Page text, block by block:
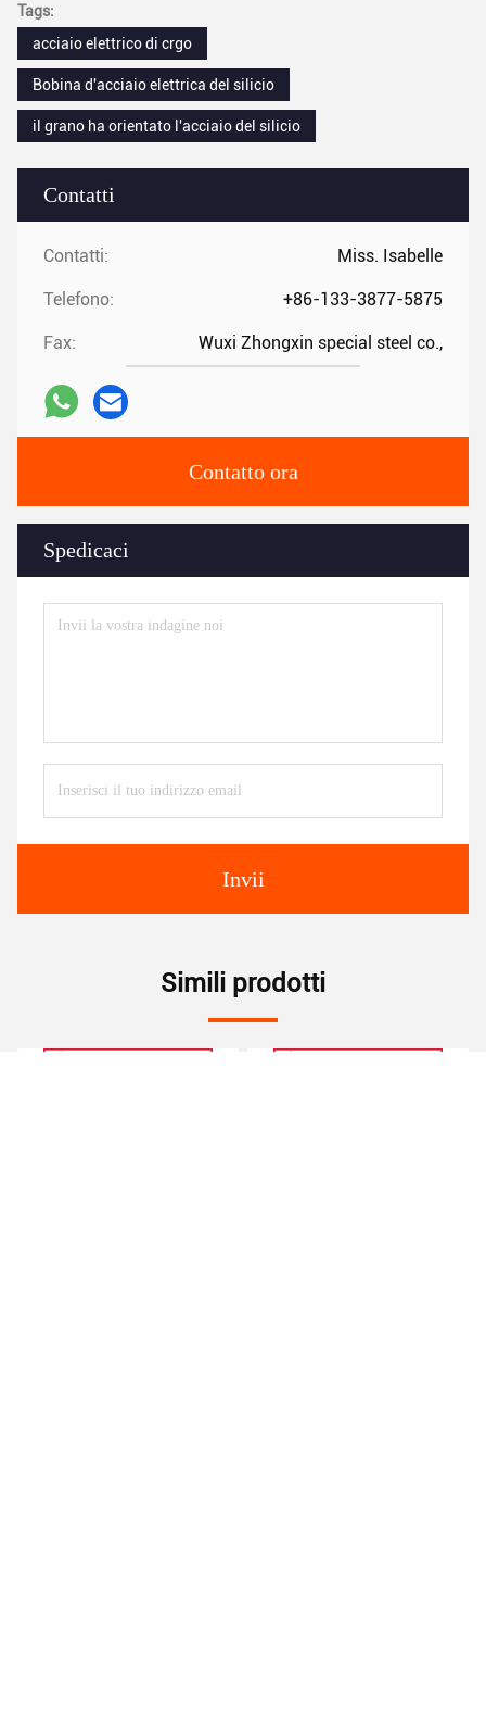
Contatti
Contatti: Miss. Isabelle
Telefono: +86-133-3877-5875
Fax: Wuxi Zhongxin special steel co.,
Contatto ora
Spedicaci
Invii
Tags:
acciaio elettrico di crgo
Bobina d'acciaio elettrica del silicio
il grano ha orientato l'acciaio del silicio
Simili prodotti